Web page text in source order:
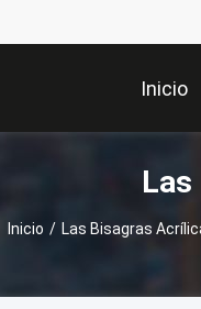
Inicio
Inicio / Las Bisagras